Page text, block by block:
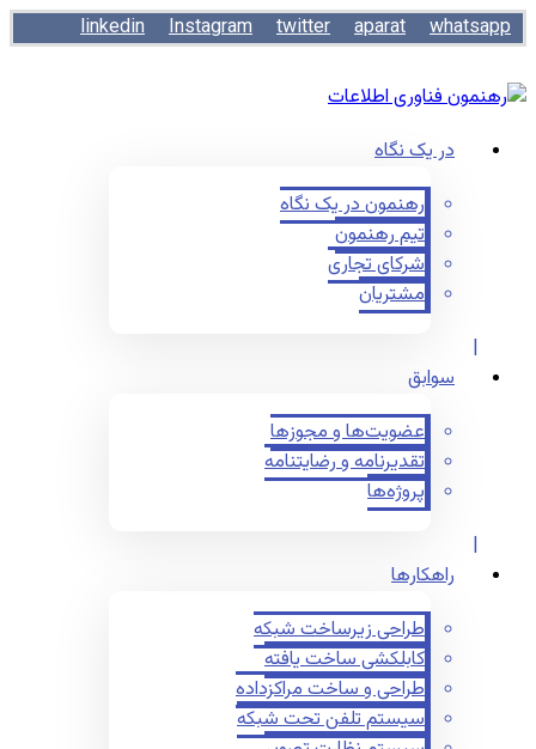
linkedin Instagram twitter aparat whatsapp
در یک نگاه
رهنمون در یک نگاه
تیم رهنمون
شرکای تجاری
مشتریان
سوابق
عضویت‌ها و مجوزها
تقدیرنامه و رضایتنامه
پروژه‌ها
راهکارها
طراحی زیرساخت شبکه
کابلکشی ساخت یافته
طراحی و ساخت مراکزداده
سیستم تلفن تحت شبکه